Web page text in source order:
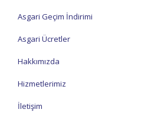
Asgari Geçim İndirimi
Asgari Ücretler
Hakkımızda
Hizmetlerimiz
İletişim